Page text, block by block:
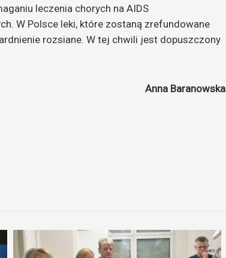
leczenia chorych na AIDS
W Polsce leki, które zostaną zrefundowane
rozsiane. W tej chwili jest dopuszczony
Anna Baranowska